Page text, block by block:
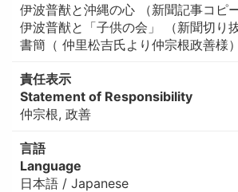
伊波普猷と沖縄の心 （新聞記事コピー
伊波普猷と「子供の会」 （新聞切り抜
書簡（ 仲里松吉氏より仲宗根政善様）
責任表示
Statement of Responsibility
仲宗根, 政善
言語
Language
日本語 / Japanese